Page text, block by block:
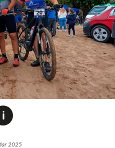
2025